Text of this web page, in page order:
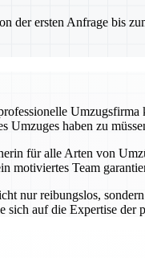
der ersten Anfrage bis
Umzuges haben zu
für alle Arten von
motiviertes Team
nur reibungslos,
auf die Expertise